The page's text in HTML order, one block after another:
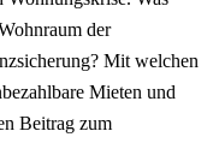
der
Mit welchen
Mieten und
Beitrag zum